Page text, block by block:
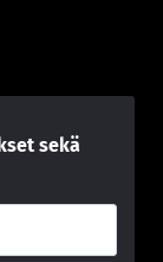
sekä